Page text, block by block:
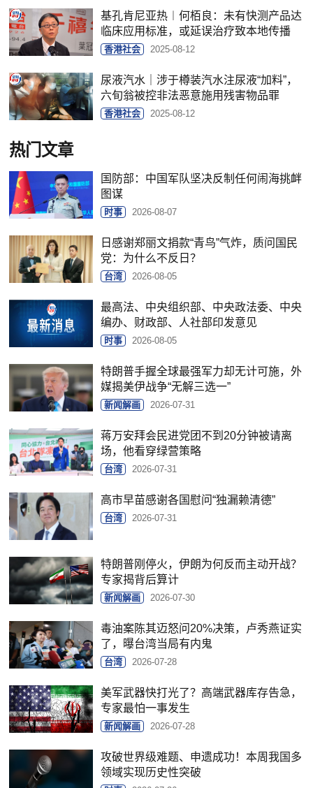
基孔肯尼亚热︱何栢良：未有快测产品达
临床应用标准，或延误治疗致本地传播
香港社会 2025-08-12
尿液汽水｜涉于樽装汽水注尿液“加料”，
六旬翁被控非法恶意施用残害物品罪
香港社会 2025-08-12
热门文章
国防部：中国军队坚决反制任何闹海挑衅
图谋
时事 2026-08-07
日感谢郑丽文捐款“青鸟”气炸，质问国民
党：为什么不反日？
台湾 2026-08-05
最高法、中央组织部、中央政法委、中央
编办、财政部、人社部印发意见
时事 2026-08-05
特朗普手握全球最强军力却无计可施，外
媒揭美伊战争“无解三选一”
新闻解画 2026-07-31
蒋万安拜会民进党团不到20分钟被请离
场，他看穿绿营策略
台湾 2026-07-31
高市早苗感谢各国慰问“独漏赖清德”
台湾 2026-07-31
特朗普刚停火，伊朗为何反而主动开战？
专家揭背后算计
新闻解画 2026-07-30
毒油案陈其迈怒问20%决策，卢秀燕证实
了，曝台湾当局有内鬼
台湾 2026-07-28
美军武器快打光了？高端武器库存告急，
专家最怕一事发生
新闻解画 2026-07-28
攻破世界级难题、申遗成功！本周我国多
领域实现历史性突破